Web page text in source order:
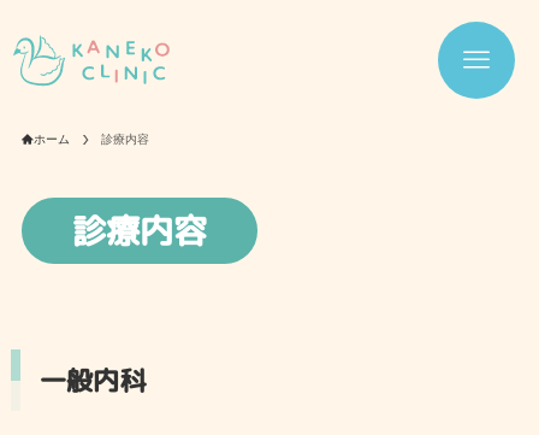
ホーム 診療内容
診療内容
一般内科